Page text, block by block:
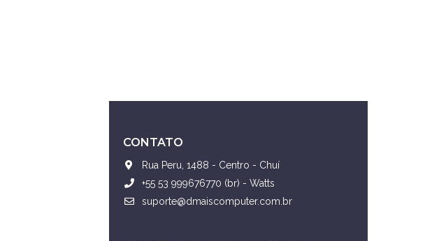
CONTATO
Rua Peru, 1488 - Centro - Chuí
+55 53 999676770 (br) - Watts
suporte@dmaiscomputer.com.br